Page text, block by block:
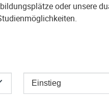
oder unsere
Einstieg